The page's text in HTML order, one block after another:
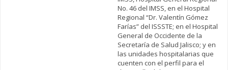
No. 46 del IMSS, en el Hospital
Regional “Dr. Valentín Gómez
Farías” del ISSSTE; en el Hospital
General de Occidente de la
Secretaría de Salud Jalisco; y en
las unidades hospitalarias que
cuenten con el perfil para el